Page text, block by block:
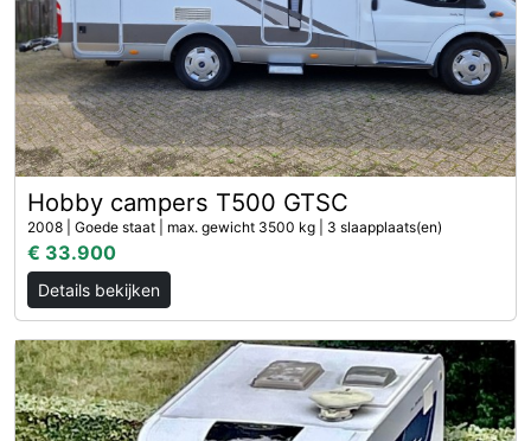
Hobby campers T500 GTSC
2008 | Goede staat | max. gewicht 3500 kg | 3 slaapplaats(en)
€ 33.900
Details bekijken